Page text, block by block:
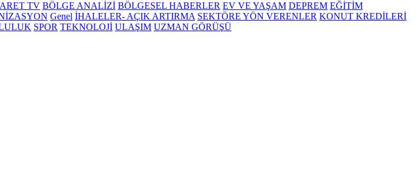
TV BÖLGE ANALİZİ BÖLGESEL HABERLER EV VE YAŞAM DEPREM EĞİTİM
Genel İHALELER- AÇIK ARTIRMA SEKTÖRE YÖN VERENLER KONUT KREDİLERİ
SPOR TEKNOLOJİ ULAŞIM UZMAN GÖRÜŞÜ